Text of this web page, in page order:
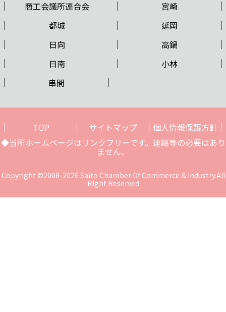
商工会議所連合会
宮崎
都城
延岡
日向
高鍋
日南
小林
串間
TOP サイトマップ
個人情報保護方針
◆当所ホームページはリンクフリーです。連絡等の必要はあり
ません。
Copyright ©2008-2026 Saito Chamber Of Commerce & Industry.All
Right Reserved